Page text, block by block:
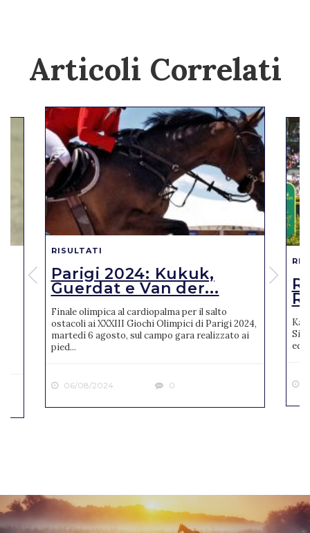
Articoli Correlati
RISULTATI
Parigi 2024: Kukuk,
Guerdat e Van der...
Finale olimpica al cardiopalma per il salto
ostacoli ai XXXIII Giochi Olimpici di Parigi 2024,
martedì 6 agosto, sul campo gara realizzato ai
pied...
06/08/2024 0